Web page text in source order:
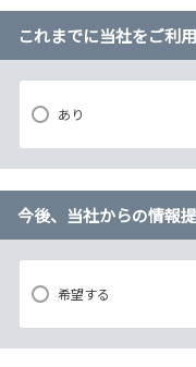
これまでに当社をご利
あり
今後、当社からの情報
希望する